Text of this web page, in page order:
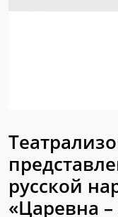
русской
«Царевна